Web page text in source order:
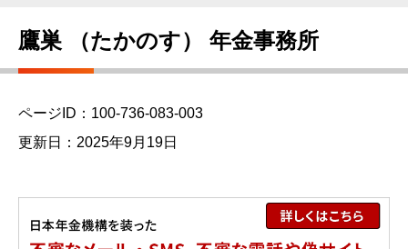
す
こ
鷹巣 （たかのす） 年金事務所
ページID：100-736-083-003
更新日：2025年9月19日